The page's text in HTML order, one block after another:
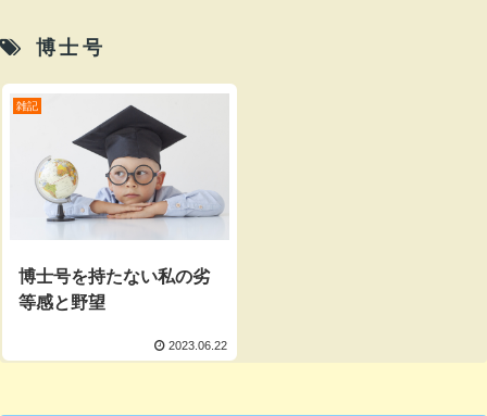
博士号
雑記
博士号を持たない私の劣
等感と野望
2023.06.22